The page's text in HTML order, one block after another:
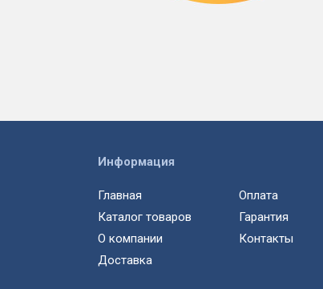
Информация
Главная
Каталог товаров
О компании
Доставка
Оплата
Гарантия
Контакты